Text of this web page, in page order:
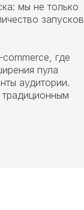
мы не только
запусков
где
пула
аудитории.